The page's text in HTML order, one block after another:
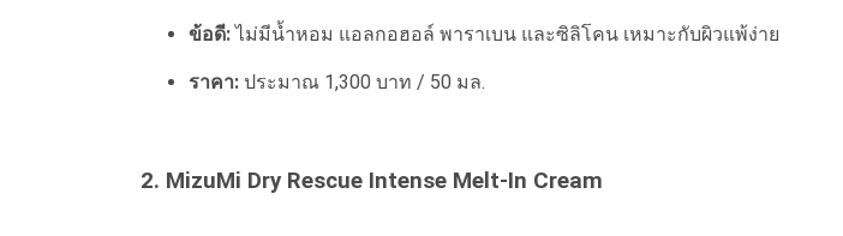
ข้อดี:ไม่มีน้ำหอม แอลกอฮอล์ พาราเบน และซิลิโคน เหมาะกับผิวแพ้ง่าย
ราคา: ประมาณ 1,300 บาท / 50 มล.
2. MizuMi Dry Rescue Intense Melt-In Cream